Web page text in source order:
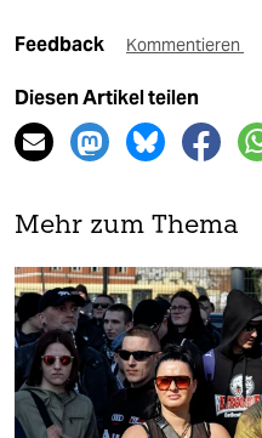
Feedback Kommentieren
Diesen Artikel teilen
Mehr zum Thema